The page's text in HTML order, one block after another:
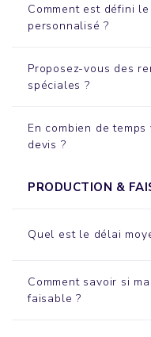
Comment est défini
personnalisé ?
Proposez-vous des
spéciales ?
En combien de
devis ?
PRODUCTION &
Quel est le délai
Comment savoir si
faisable ?